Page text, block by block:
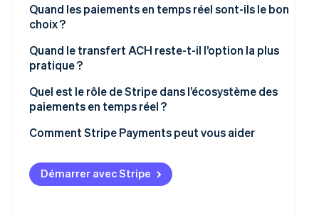
Quand les paiements en temps réel sont-ils le bon
choix ?
Quand le transfert ACH reste-t-il l’option la plus
pratique ?
Quel est le rôle de Stripe dans l’écosystème des
paiements en temps réel ?
ACH Direct Debit
Virements
Comment Stripe Payments peut vous aider
Démarrer avec Stripe